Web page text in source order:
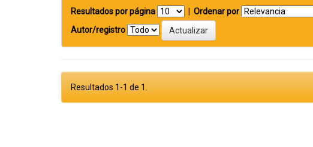
Resultados por página Ordenar por
Autor/registro
Resultados 1-1 de 1.